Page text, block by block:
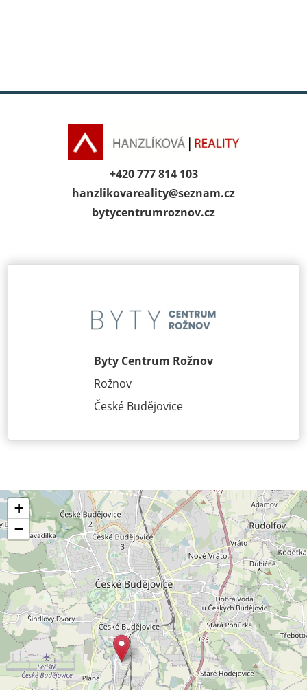
+420 777 814 103
hanzlikovareality@seznam.cz
bytycentrumroz­nov.cz
Byty Centrum Rožnov
Rožnov
České Budějovice
+
−